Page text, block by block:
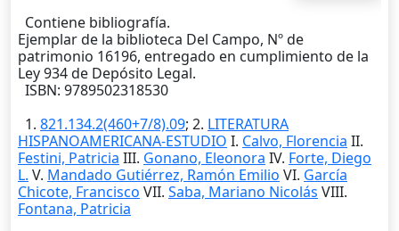
Contiene bibliografía.
Ejemplar de la biblioteca Del Campo, Nº de
patrimonio 16196, entregado en cumplimiento de la
Ley 934 de Depósito Legal.
ISBN: 9789502318530
1. 821.134.2(460+7/8).09; 2. LITERATURA
HISPANOAMERICANA-ESTUDIO I. Calvo, Florencia II.
Festini, Patricia III. Gonano, Eleonora IV. Forte, Diego
L. V. Mandado Gutiérrez, Ramón Emilio VI. García
Chicote, Francisco VII. Saba, Mariano Nicolás VIII.
Fontana, Patricia